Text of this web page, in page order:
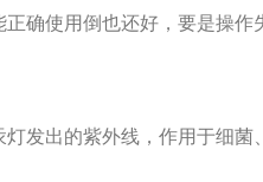
确使用倒也还好，要是操作
发出的紫外线，作用于细菌